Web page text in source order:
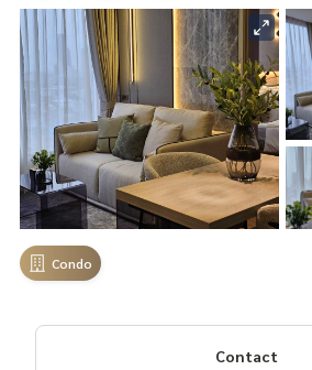
Condo
Contact